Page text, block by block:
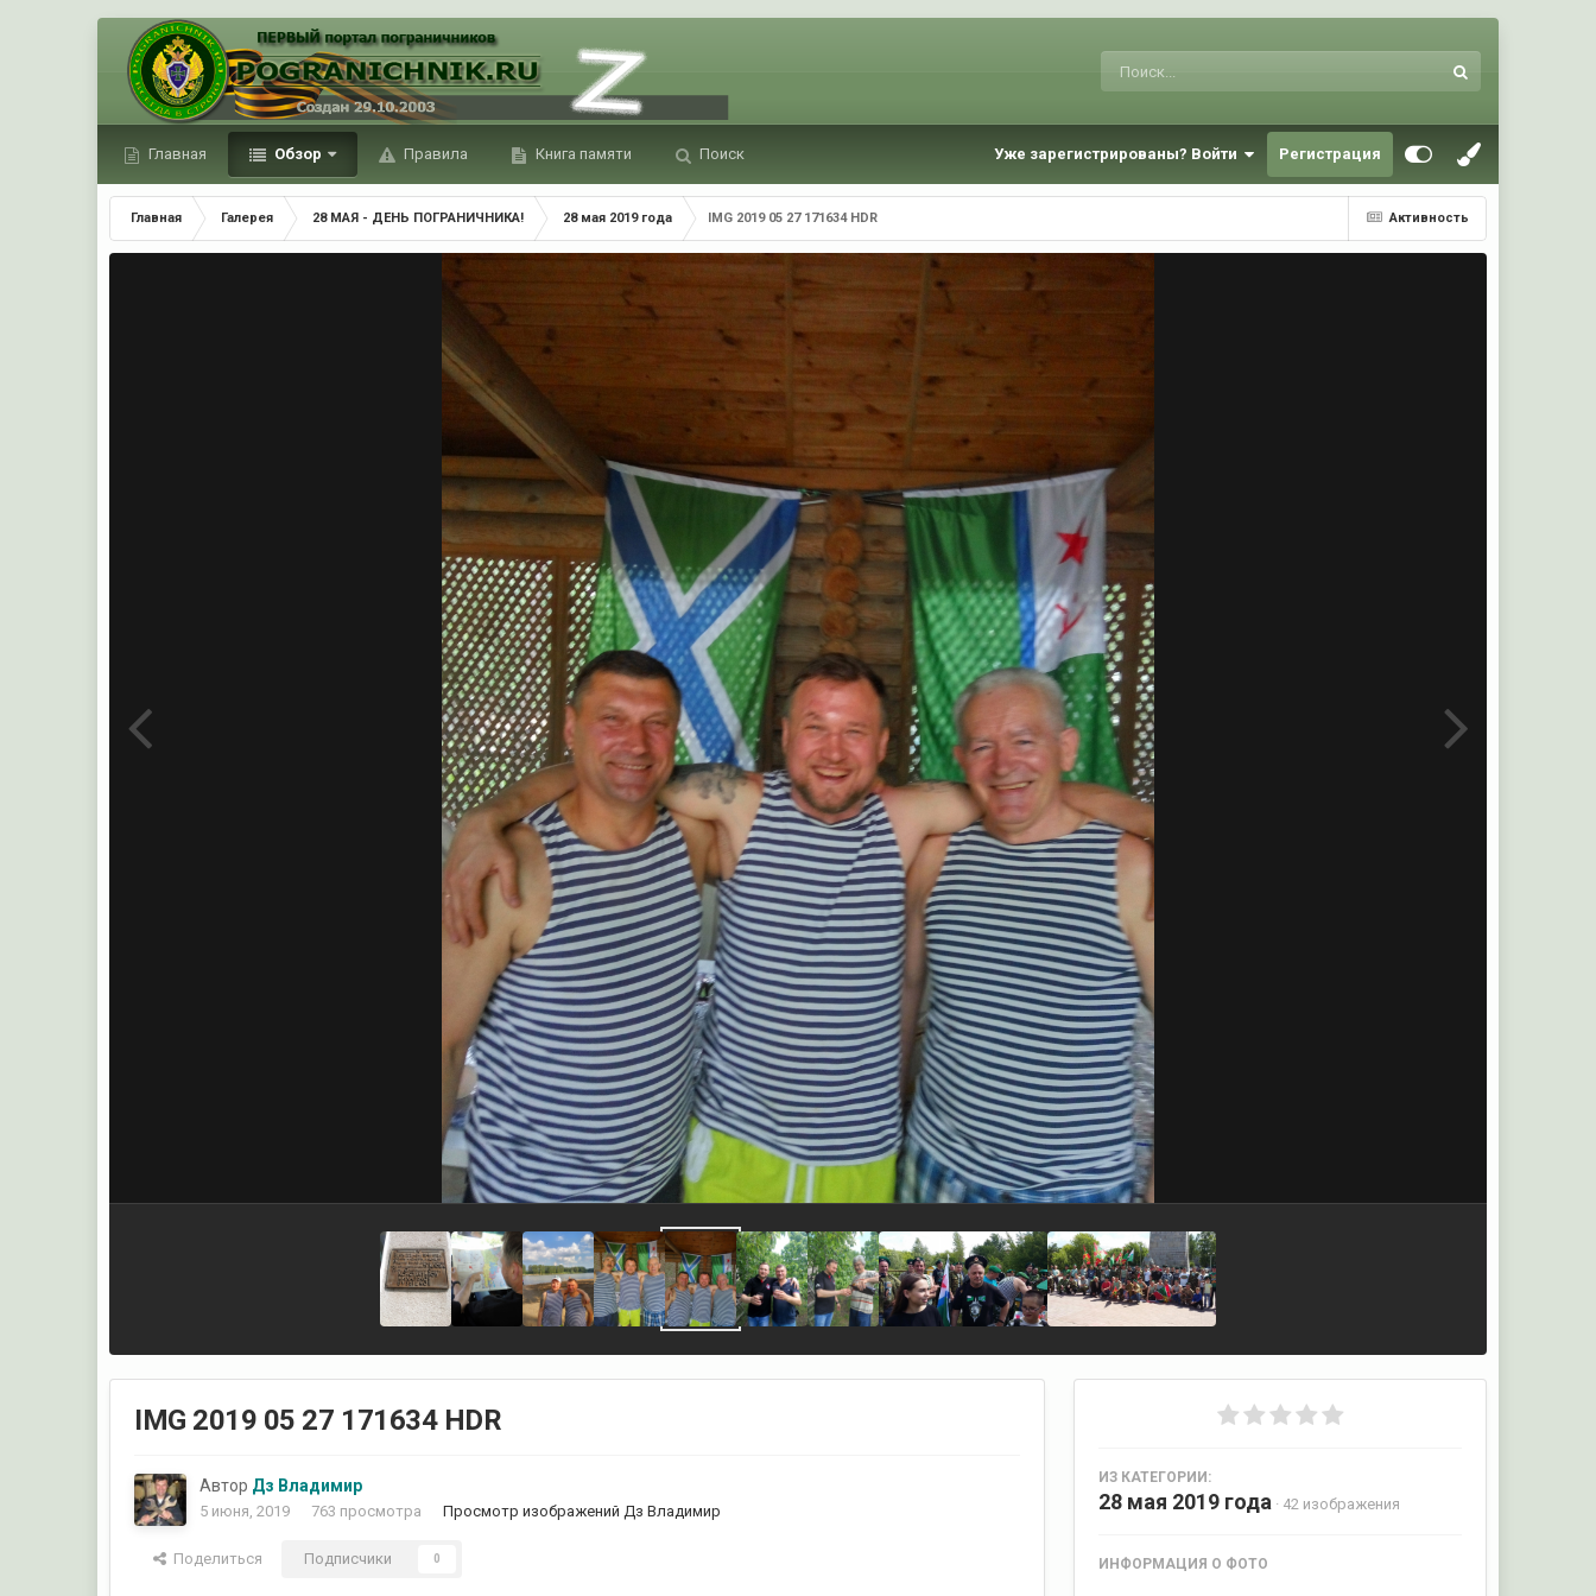
Главная Обзор Правила Книга памяти Поиск Уже зарегистрированы? Войти Регистрация
Активность
Главная Галерея 28 МАЯ - ДЕНЬ ПОГРАНИЧНИКА! 28 мая 2019 года IMG 2019 05 27 171634 HDR
IMG 2019 05 27 171634 HDR
Автор Дз Владимир
5 июня, 2019 763 просмотра Просмотр изображений Дз Владимир
Поделиться Подписчики 0
ИЗ КАТЕГОРИИ:
28 мая 2019 года · 42 изображения
ИНФОРМАЦИЯ О ФОТО